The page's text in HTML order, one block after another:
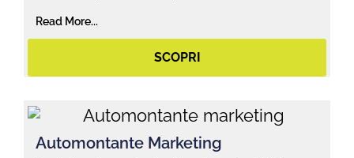
Read More...
SCOPRI
Automontante Marketing